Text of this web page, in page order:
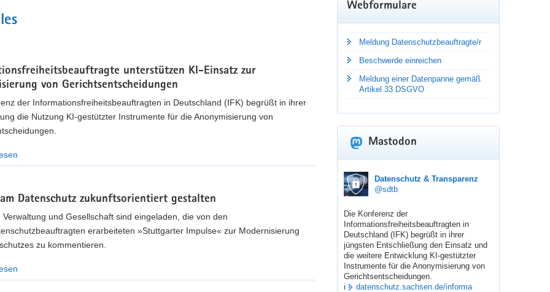
erfahren
unterstützen KI-Einsatz zur
von Gerichtsentscheidungen
der Informationsfreiheitsbeauftragten in Deutschland (IFK) begrüßt in ihrer
die Nutzung KI-gestützter Instrumente für die Anonymisierung von
Datenschutz zukunftsorientiert gestalten
Verwaltung und Gesellschaft sind eingeladen, die von den
erarbeiteten »Stuttgarter Impulse« zur Modernisierung
zu kommentieren.
Webformulare
Meldung Datenschutzbeauftragte/r
Beschwerde einreichen
Meldung einer Datenpanne gemäß
Artikel 33 DSGVO
Mastodon
sdtb
Datenschutz & Transparenz
@sdtb
Die Konferenz der
Informationsfreiheitsbeauftragten in
Deutschland (IFK) begrüßt in ihrer
jüngsten Entschließung den Einsatz und
die weitere Entwicklung KI-gestützter
Instrumente für die Anonymisierung von
Gerichtsentscheidungen.
ℹ️
datenschutz.sachsen.de/informa